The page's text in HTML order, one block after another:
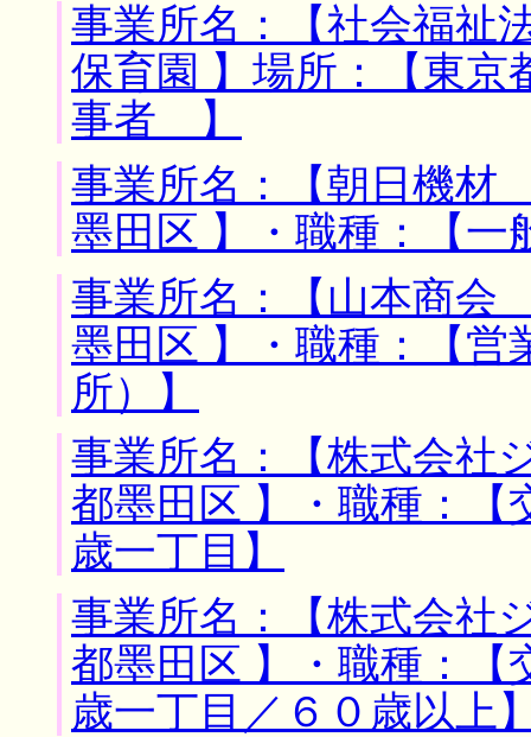
事業所名：【社会福
保育園 】場所：【東京
事者 】
事業所名：【朝日機材
墨田区 】・職種：【
事業所名：【山本商会
墨田区 】・職種：【営
所）】
事業所名：【株式会社
都墨田区 】・職種：【
歳一丁目】
事業所名：【株式会社
都墨田区 】・職種：【
歳一丁目／６０歳以上